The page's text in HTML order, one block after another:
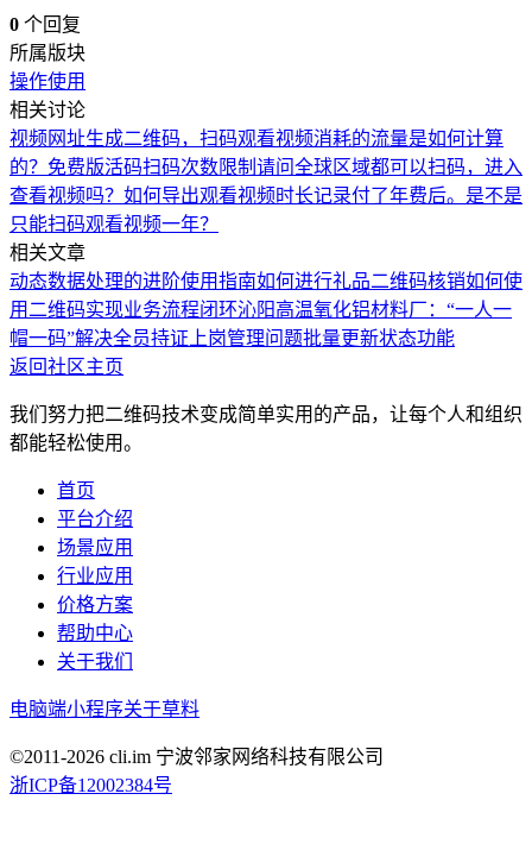
0 个回复
所属版块
操作使用
相关讨论
视频网址生成二维码，扫码观看视频消耗的流量是如何计算
的？ 免费版活码扫码次数限制 请问全球区域都可以扫码，进入
查看视频吗？ 如何导出观看视频时长记录付了年费后。是不是
只能扫码观看视频一年？
相关文章
动态数据处理的进阶使用指南如何进行礼品二维码核销如何使
用二维码实现业务流程闭环沁阳高温氧化铝材料厂：“一人一
帽一码”解决全员持证上岗管理问题批量更新状态功能
返回社区主页
我们努力把二维码技术变成简单实用的产品，让每个人和组织
都能轻松使用。
首页
平台介绍
场景应用
行业应用
价格方案
帮助中心
关于我们
电脑端小程序关于草料
©2011-2026 cli.im 宁波邻家网络科技有限公司
浙ICP备12002384号